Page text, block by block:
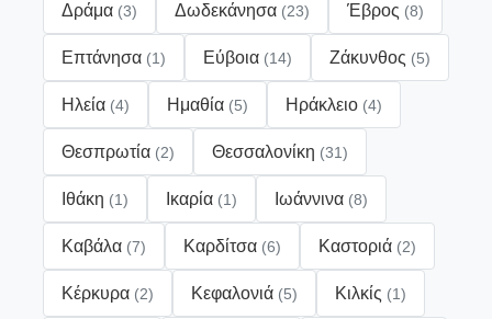
Δράμα (3) Δωδεκάνησα (23) Έβρος (8)
Επτάνησα (1) Εύβοια (14) Ζάκυνθος (5)
Ηλεία (4) Ημαθία (5) Ηράκλειο (4)
Θεσπρωτία (2) Θεσσαλονίκη (31)
Ιθάκη (1) Ικαρία (1) Ιωάννινα (8)
Καβάλα (7) Καρδίτσα (6) Καστοριά (2)
Κέρκυρα (2) Κεφαλονιά (5) Κιλκίς (1)